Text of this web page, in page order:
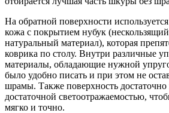
На обратной поверхности
кожа с покрытием нубук
натуральный материал), которая
коврика по столу. Внутри различные
материалы, обладающие нужной
было удобно писать и при этом не
шрамы. Также поверхность достаточно
достаточной светоотражаемостью,
мягко и точно.